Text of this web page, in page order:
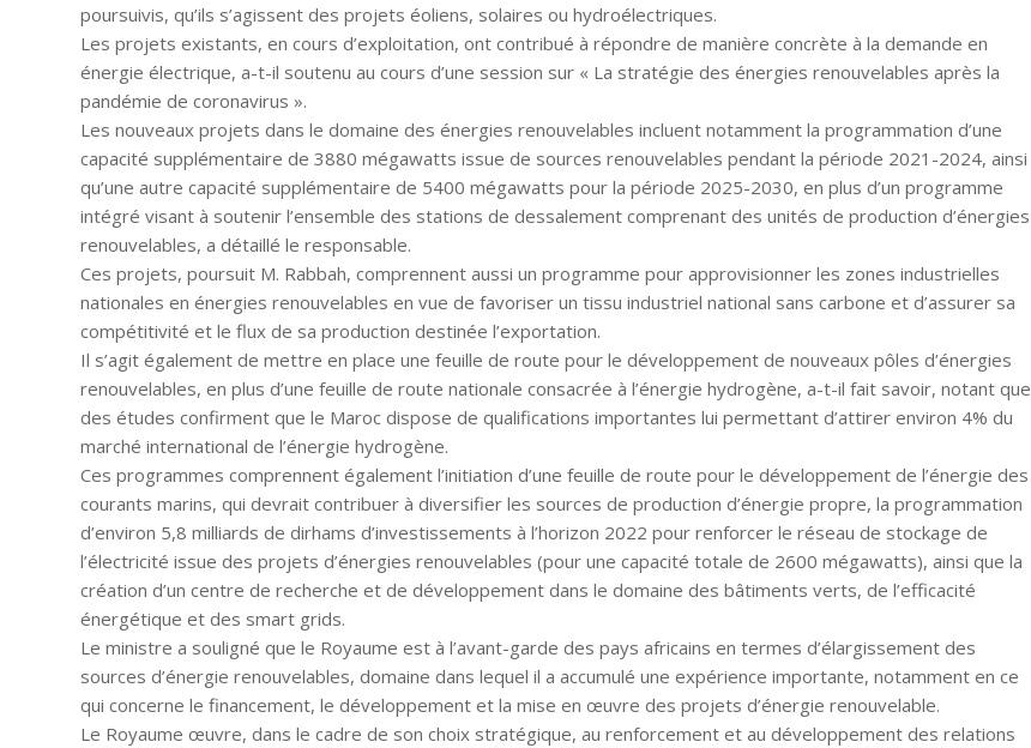
poursuivis, qu’ils s’agissent des projets éoliens, solaires ou hydroélectriques.
Les projets existants, en cours d’exploitation, ont contribué à répondre de manière concrète à la demande en
énergie électrique, a-t-il soutenu au cours d’une session sur « La stratégie des énergies renouvelables après la
pandémie de coronavirus ».
Les nouveaux projets dans le domaine des énergies renouvelables incluent notamment la programmation d’une
capacité supplémentaire de 3880 mégawatts issue de sources renouvelables pendant la période 2021-2024, ainsi
qu’une autre capacité supplémentaire de 5400 mégawatts pour la période 2025-2030, en plus d’un programme
intégré visant à soutenir l’ensemble des stations de dessalement comprenant des unités de production d’énergies
renouvelables, a détaillé le responsable.
Ces projets, poursuit M. Rabbah, comprennent aussi un programme pour approvisionner les zones industrielles
nationales en énergies renouvelables en vue de favoriser un tissu industriel national sans carbone et d’assurer sa
compétitivité et le flux de sa production destinée l’exportation.
Il s’agit également de mettre en place une feuille de route pour le développement de nouveaux pôles d’énergies
renouvelables, en plus d’une feuille de route nationale consacrée à l’énergie hydrogène, a-t-il fait savoir, notant que
des études confirment que le Maroc dispose de qualifications importantes lui permettant d’attirer environ 4% du
marché international de l’énergie hydrogène.
Ces programmes comprennent également l’initiation d’une feuille de route pour le développement de l’énergie des
courants marins, qui devrait contribuer à diversifier les sources de production d’énergie propre, la programmation
d’environ 5,8 milliards de dirhams d’investissements à l’horizon 2022 pour renforcer le réseau de stockage de
l’électricité issue des projets d’énergies renouvelables (pour une capacité totale de 2600 mégawatts), ainsi que la
création d’un centre de recherche et de développement dans le domaine des bâtiments verts, de l’efficacité
énergétique et des smart grids.
Le ministre a souligné que le Royaume est à l’avant-garde des pays africains en termes d’élargissement des
sources d’énergie renouvelables, domaine dans lequel il a accumulé une expérience importante, notamment en ce
qui concerne le financement, le développement et la mise en œuvre des projets d’énergie renouvelable.
Le Royaume œuvre, dans le cadre de son choix stratégique, au renforcement et au développement des relations